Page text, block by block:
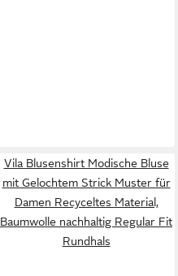
Vila Blusenshirt Modische Bluse
mit Gelochtem Strick Muster für
Damen Recyceltes Material,
Baumwolle nachhaltig Regular Fit
Rundhals